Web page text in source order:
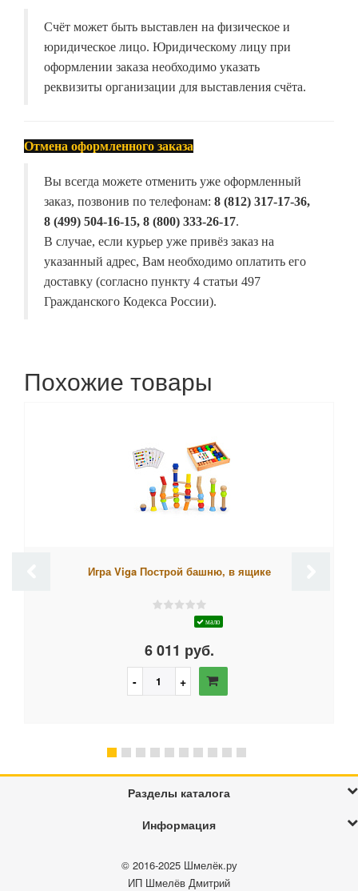
Счёт может быть выставлен на физическое и
юридическое лицо. Юридическому лицу при
оформлении заказа необходимо указать
реквизиты организации для выставления счёта.
Отмена оформленного заказа
Вы всегда можете отменить уже оформленный
заказ, позвонив по телефонам: 8 (812) 317-17-36,
8 (499) 504-16-15, 8 (800) 333-26-17.
В случае, если курьер уже привёз заказ на
указанный адрес, Вам необходимо оплатить его
доставку (согласно пункту 4 статьи 497
Гражданского Кодекса России).
Похожие товары
Игра Viga Построй башню, в ящике
мало
6 011 руб.
Разделы каталога
Информация
© 2016-2025 Шмелёк.ру
ИП Шмелёв Дмитрий